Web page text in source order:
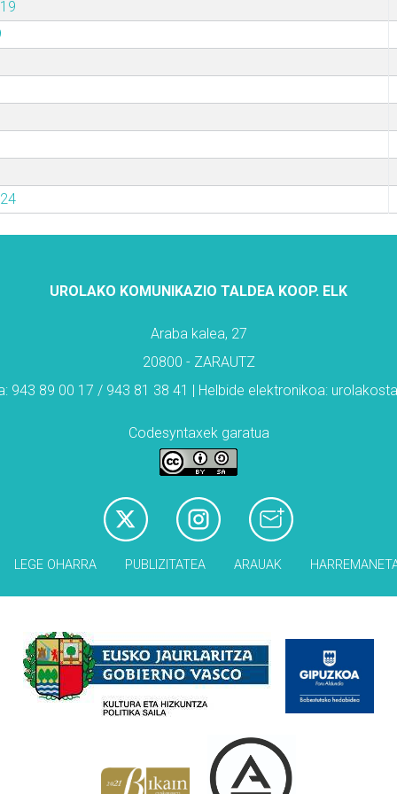
UROLAKO KOMUNIKAZIO TALDEA KOOP. ELK
Araba kalea, 27
20800 - ZARAUTZ
943 89 00 17 / 943 81 38 41 | Helbide elektronikoa:
Codesyntaxek garatua
LEGE OHARRA PUBLIZITATEA ARAUAK